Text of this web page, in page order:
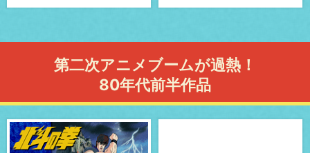
第二次アニメブームが過熱！
80年代前半作品